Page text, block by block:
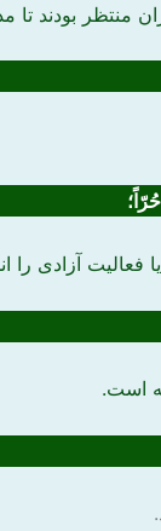
منتظر بودند
؛
آزادی را
است.